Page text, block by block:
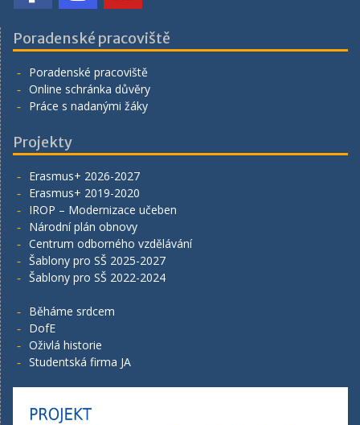
Poradenské pracoviště
Poradenské pracoviště
Online schránka důvěry
Práce s nadanými žáky
Projekty
Erasmus+ 2026-2027
Erasmus+ 2019-2020
IROP – Modernizace učeben
Národní plán obnovy
Centrum odborného vzdělávání
Šablony pro SŠ 2025-2027
Šablony pro SŠ 2022-2024
Běháme srdcem
DofE
Oživlá historie
Studentská firma JA